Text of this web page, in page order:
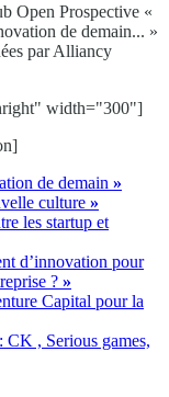
Open Prospective «
de demain... »
par Alliancy
width="300"]
de demain »
culture »
les startup et
d’innovation pour
? »
Capital pour la
CK , Serious games,